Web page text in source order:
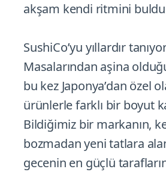
akşam kendi ritmini
SushiCo’yu yıllardır
Masalarından aşina
bu kez Japonya’dan özel
ürünlerle farklı bir boyut
Bildiğimiz bir markanın,
bozmadan yeni tatlara
gecenin en güçlü